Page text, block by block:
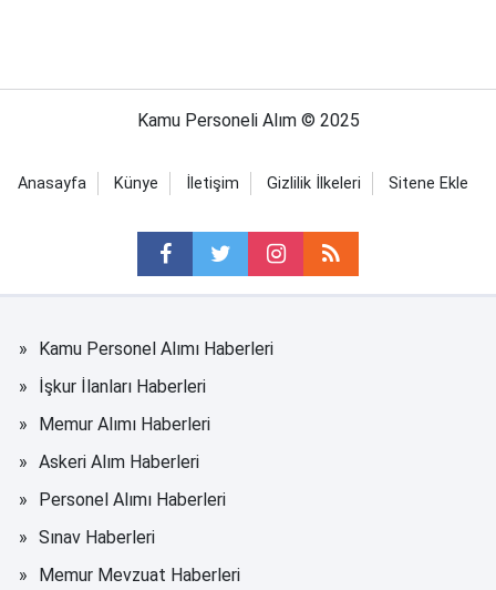
Kamu Personeli Alım © 2025
Anasayfa Künye İletişim Gizlilik İlkeleri Sitene Ekle
Kamu Personel Alımı Haberleri
İşkur İlanları Haberleri
Memur Alımı Haberleri
Askeri Alım Haberleri
Personel Alımı Haberleri
Sınav Haberleri
Memur Mevzuat Haberleri